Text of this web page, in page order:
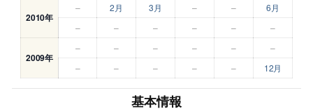
2010年
– 2月 3月 – –
6月
–
– – – – –
2009年
– – – – –
–
–
– – – – 12月
基本情報